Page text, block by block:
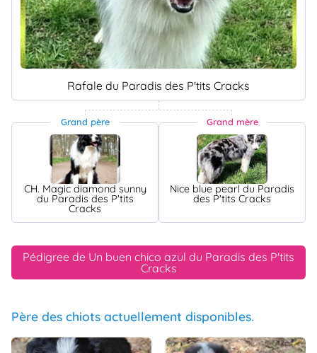
Rafale du Paradis des P'tits Cracks
Grand père
CH. Magic diamond sunny
du Paradis des P'tits
Cracks
Grand mère
Nice blue pearl du Paradis
des P'tits Cracks
Pédigree de Un buen chico azul du Paradis des P'tits
Cracks
Père des chiots actuellement disponibles.